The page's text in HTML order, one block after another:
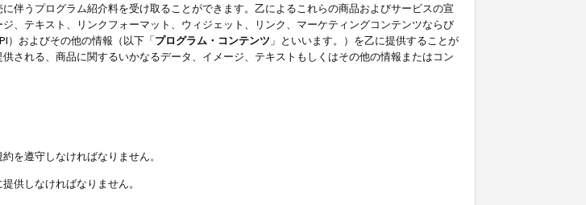
伴うプログラム紹介料を受け取ることができます。乙によるこれらの商品およびサービスの宣
、テキスト、リンクフォーマット、ウィジェット、リンク、マーケティングコンテンツならび
）およびその他の情報（以下「プログラム・コンテンツ 」といいます。）を乙に提供することが
される、商品に関するいかなるデータ、イメージ、テキストもしくはその他の情報またはコン
を遵守しなければなりません。
供しなければなりません。